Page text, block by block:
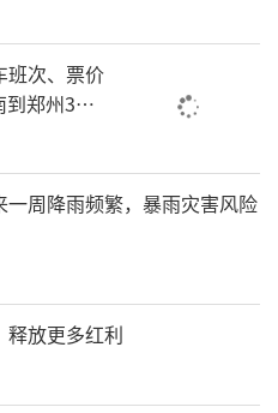
班次、票价
到郑州3小
周降雨频繁，暴雨灾害风险
释放更多红利